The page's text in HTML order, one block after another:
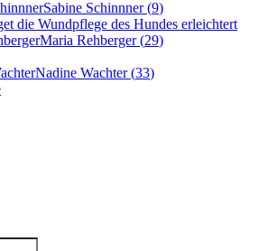
Sabine Schinnner(9)
die Wundpflege des Hundes erleichtert
Maria Rehberger(29)
Nadine Wachter(33)